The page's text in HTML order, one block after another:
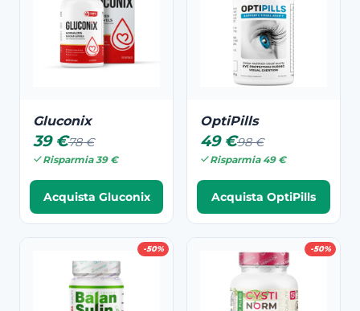
Gluconix
39 €78 €
Risparmia 39 €
Acquista Gluconix
OptiPills
49 €98 €
Risparmia 49 €
Acquista OptiPills
-50% -50%